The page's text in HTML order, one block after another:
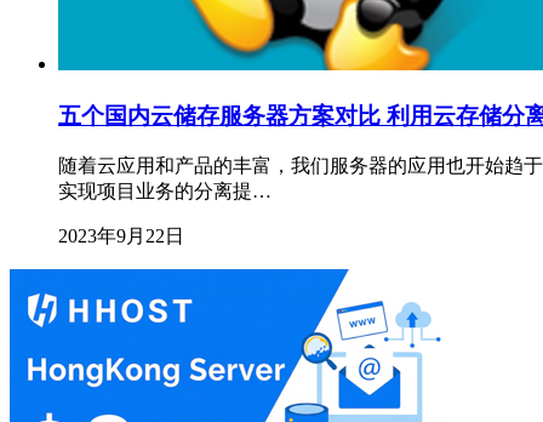
五个国内云储存服务器方案对比 利用云存储分
随着云应用和产品的丰富，我们服务器的应用也开始趋
实现项目业务的分离提…
2023年9月22日